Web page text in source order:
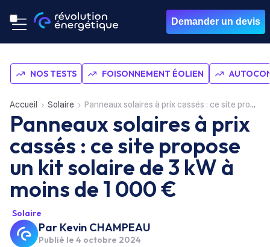
Demander un devis
NOS TESTS FOISONNEMENT ÉOLIEN
Accueil Solaire Panneaux solaires à prix cassés : ce site propose un kit solaire de 3 kW à moins de 1 000 €
Panneaux solaires à prix
cassés : ce site propose
un kit solaire de 3 kW à
moins de 1 000 €
Solaire
Par Kevin CHAMPEAU
Publié le 4 octobre 2024